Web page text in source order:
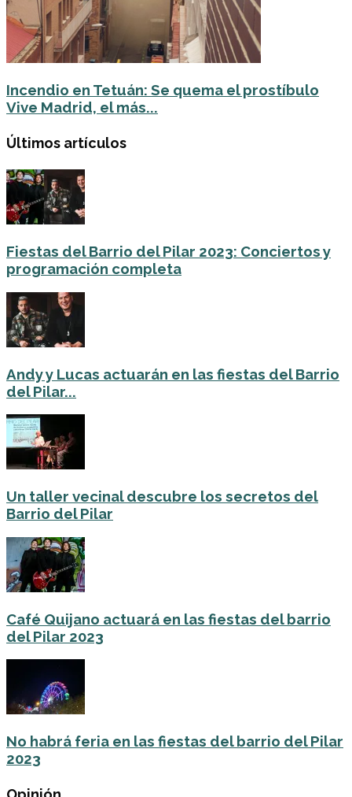
Incendio en Tetuán: Se quema el prostíbulo
Vive Madrid, el más...
Últimos artículos
Fiestas del Barrio del Pilar 2023: Conciertos y
programación completa
Andy y Lucas actuarán en las fiestas del Barrio
del Pilar...
Un taller vecinal descubre los secretos del
Barrio del Pilar
Café Quijano actuará en las fiestas del barrio
del Pilar 2023
No habrá feria en las fiestas del barrio del Pilar
2023